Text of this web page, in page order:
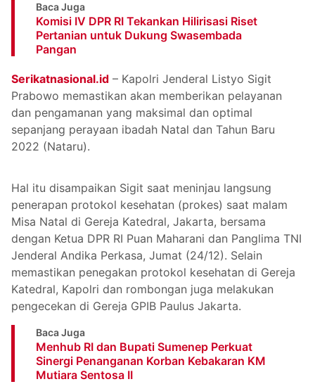
Baca Juga
Komisi IV DPR RI Tekankan Hilirisasi Riset
Pertanian untuk Dukung Swasembada
Pangan
Serikatnasional.id – Kapolri Jenderal Listyo Sigit
Prabowo memastikan akan memberikan pelayanan
dan pengamanan yang maksimal dan optimal
sepanjang perayaan ibadah Natal dan Tahun Baru
2022 (Nataru).
Hal itu disampaikan Sigit saat meninjau langsung
penerapan protokol kesehatan (prokes) saat malam
Misa Natal di Gereja Katedral, Jakarta, bersama
dengan Ketua DPR RI Puan Maharani dan Panglima TNI
Jenderal Andika Perkasa, Jumat (24/12). Selain
memastikan penegakan protokol kesehatan di Gereja
Katedral, Kapolri dan rombongan juga melakukan
pengecekan di Gereja GPIB Paulus Jakarta.
Baca Juga
Menhub RI dan Bupati Sumenep Perkuat
Sinergi Penanganan Korban Kebakaran KM
Mutiara Sentosa II